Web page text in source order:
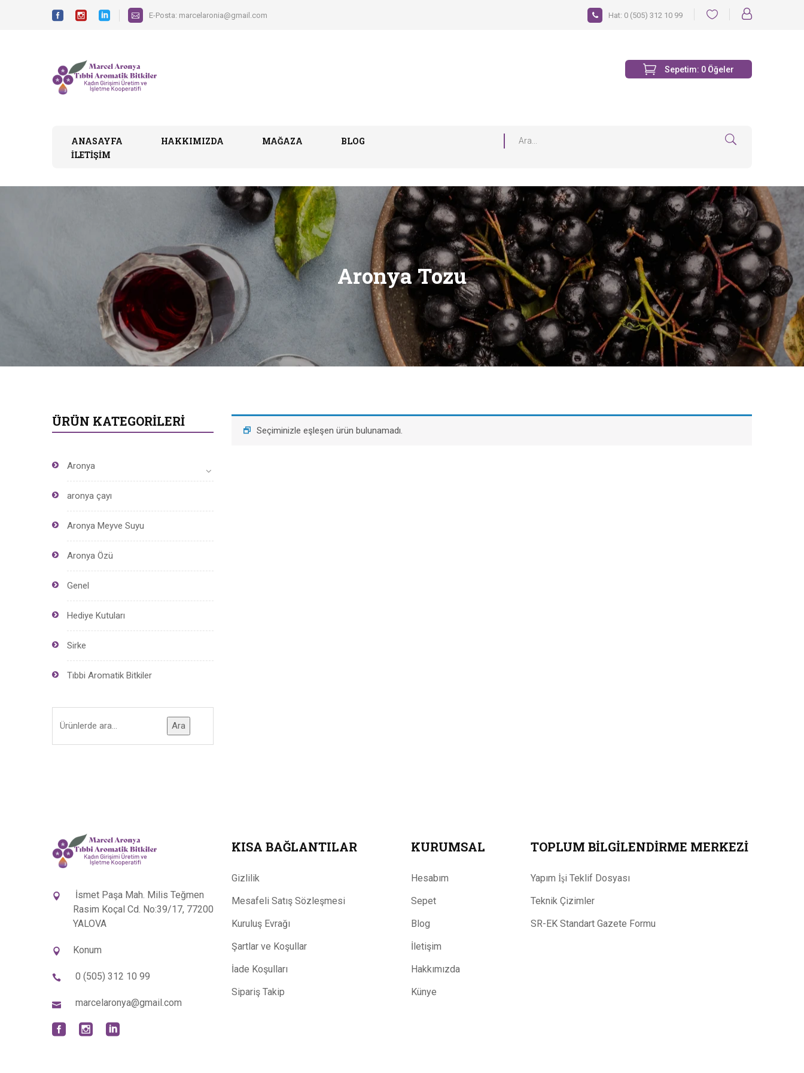
E-Posta: marcelaronia@gmail.com Hat: 0 (505) 312 10 99
Sepetim: 0 Öğeler
ANASAYFA HAKKIMIZDA MAĞAZA
BLOG
İLETIŞIM
Aronya Tozu
ÜRÜN KATEGORILERI
Aronya
aronya çayı
Aronya Meyve Suyu
Aronya Özü
Genel
Hediye Kutuları
Sirke
Tıbbi Aromatik Bitkiler
Ara
Seçiminizle eşleşen ürün bulunamadı.
İsmet Paşa Mah. Milis Teğmen
Rasim Koçal Cd. No:39/17, 77200
YALOVA
Konum
0 (505) 312 10 99
marcelaronya@gmail.com
KISA BAĞLANTILAR
Gizlilik
Mesafeli Satış Sözleşmesi
Kuruluş Evrağı
Şartlar ve Koşullar
İade Koşulları
Sipariş Takip
KURUMSAL
Hesabım
Sepet
Blog
İletişim
Hakkımızda
Künye
TOPLUM BILGILENDIRME MERKEZI
Yapım İşi Teklif Dosyası
Teknik Çizimler
SR-EK Standart Gazete Formu